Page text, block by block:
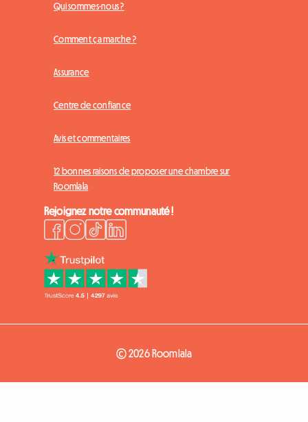
Qui sommes-nous ?
Comment ça marche ?
Assurance
Centre de confiance
Avis et commentaires
12 bonnes raisons de proposer une chambre sur
Roomlala
Rejoignez notre communauté !
© 2026 Roomlala